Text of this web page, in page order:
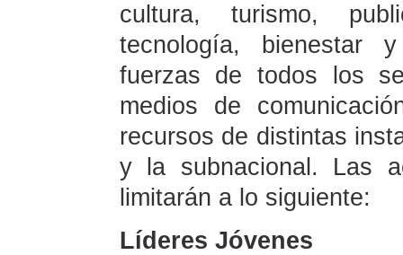
cultura, turismo,
tecnología, bienestar
fuerzas de todos los
medios de
recursos de distintas
y la subnacional. Las
limitarán a lo siguiente:
Líderes Jóvenes